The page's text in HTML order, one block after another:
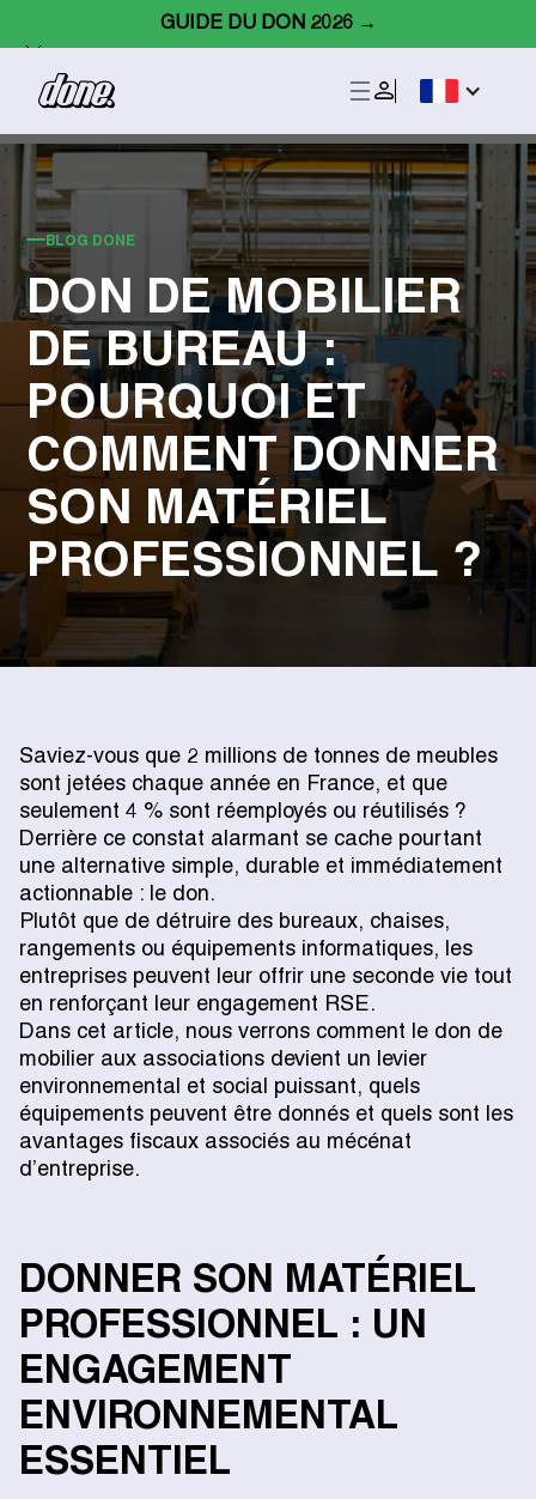
GUIDE DU DON 2026 →
BLOG DONE
DON DE MOBILIER
DE BUREAU :
POURQUOI ET
COMMENT DONNER
SON MATÉRIEL
PROFESSIONNEL ?
Saviez-vous que 2 millions de tonnes de meubles
sont jetées chaque année en France, et que
seulement 4 % sont réemployés ou réutilisés ?
Derrière ce constat alarmant se cache pourtant
une alternative simple, durable et immédiatement
actionnable : le don.
Plutôt que de détruire des bureaux, chaises,
rangements ou équipements informatiques, les
entreprises peuvent leur offrir une seconde vie tout
en renforçant leur engagement RSE.
Dans cet article, nous verrons comment le don de
mobilier aux associations devient un levier
environnemental et social puissant, quels
équipements peuvent être donnés et quels sont les
avantages fiscaux associés au mécénat
d’entreprise.
DONNER SON MATÉRIEL
PROFESSIONNEL : UN
ENGAGEMENT
ENVIRONNEMENTAL
ESSENTIEL